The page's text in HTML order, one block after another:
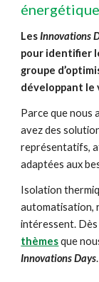
LesInnovations
pour identifier
groupe
développant le
Parce que nous
avez des
représentatifs,
adaptées aux
Isolation
automatisation,
intéressent.
thèmesque
Innovations Days.